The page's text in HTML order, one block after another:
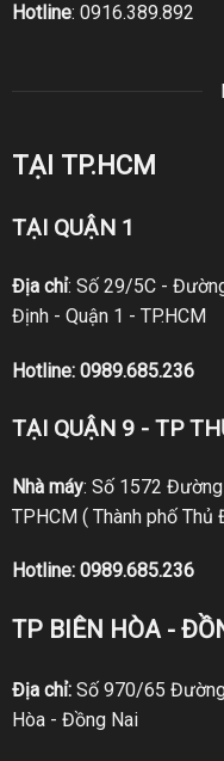
Hotline: 0916.389.892
TẠI TP.HCM
TẠI QUẬN 1
Địa chỉ: Số 29/5C -
Định - Quận 1 - TP.HCM
Hotline: 0989.685.236
TẠI QUẬN 9 - TP
Nhà máy: Số 1572 Đường
TPHCM ( Thành phố Thủ
Hotline: 0989.685.236
TP BIÊN HÒA -
Địa chỉ:Số 970/65 Đường
Hòa - Đồng Nai